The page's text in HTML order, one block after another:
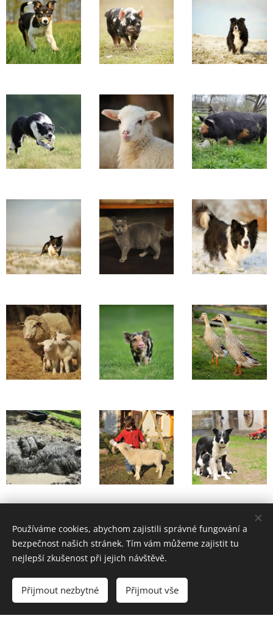
© 2017 Foderra Svídnice 17, 538 24 Svídnice
Vytvořeno službou Webnode
Vytvořte si webové stránky zdarma!
Používáme cookies, abychom zajistili správné fungování a
bezpečnost našich stránek. Tím vám můžeme zajistit tu
nejlepší zkušenost při jejich návštěvě.
Přijmout nezbytné Přijmout vše